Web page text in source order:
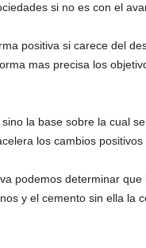
si no es con el
positiva si carece del
mas precisa los
la base sobre la cual
los cambios positivos
podemos determinar que
y el cemento sin ella la